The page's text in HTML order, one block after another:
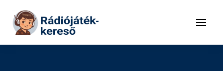
Tovább a tartalomhoz
Menü